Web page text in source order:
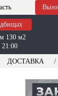
130 м2
21:00
ДОСТАВКА